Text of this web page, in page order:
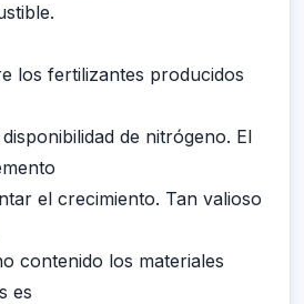
los fertilizantes producidos
de nitrógeno. El
el crecimiento. Tan valioso
contenido los materiales
es